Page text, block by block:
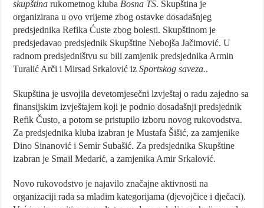
skupština rukometnog kluba Bosna TS. Skupština je
organizirana u ovo vrijeme zbog ostavke dosadašnjeg
predsjednika Refika Ćuste zbog bolesti. Skupštinom je
predsjedavao predsjednik Skupštine Nebojša Jačimović. U
radnom predsjedništvu su bili zamjenik predsjednika Armin
Turalić Arči i Mirsad Srkalović izSportskog saveza..
Skupština je usvojila devetomjesečni lzvještaj o radu zajedno sa
finansijskim izvještajem koji je podnio dosadašnji predsjednik
Refik Čusto, a potom se pristupilo izboru novog rukovodstva.
Za predsjednika kluba izabran je Mustafa Šišić, za zamjenike
Dino Sinanović i Semir Subašić. Za predsjednika Skupštine
izabran je Smail Medarić, a zamjenika Amir Srkalović.
Novo rukovodstvo je najavilo značajne aktivnosti na
organizaciji rada sa mladim kategorijama (djevojčice i dječaci).